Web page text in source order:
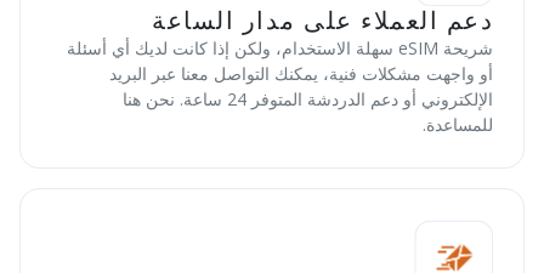
دعم العملاء على مدار الساعة
شريحة eSIM سهلة الاستخدام، ولكن إذا كانت لديك أي أسئلة
أو واجهت مشكلات فنية، يمكنك التواصل معنا عبر البريد
الإلكتروني أو دعم الدردشة المتوفر 24 ساعة. نحن هنا
للمساعدة.